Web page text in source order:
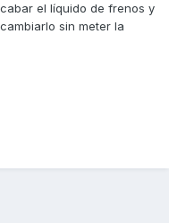
el líquido de frenos y
sin meter la